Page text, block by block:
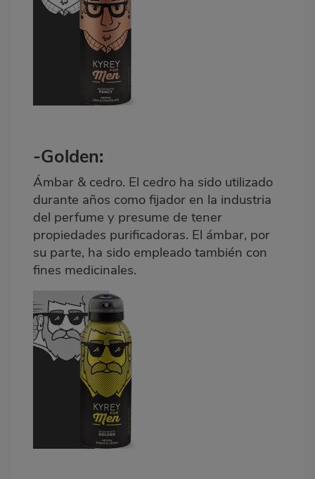
-Golden:
Ámbar & cedro. El cedro ha sido utilizado
durante años como fijador en la industria
del perfume y presume de tener
propiedades purificadoras. El ámbar, por
su parte, ha sido empleado también con
fines medicinales.